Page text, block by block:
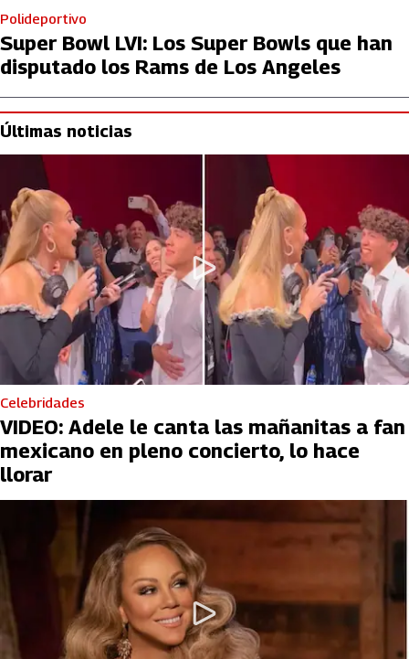
Polideportivo
Super Bowl LVI: Los Super Bowls que han
disputado los Rams de Los Angeles
Últimas noticias
Celebridades
VIDEO: Adele le canta las mañanitas a fan
mexicano en pleno concierto, lo hace
llorar